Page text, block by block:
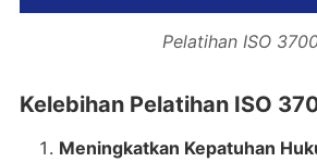
Pelatihan ISO
Kelebihan Pelatihan ISO
Meningkatkan Kepatuhan